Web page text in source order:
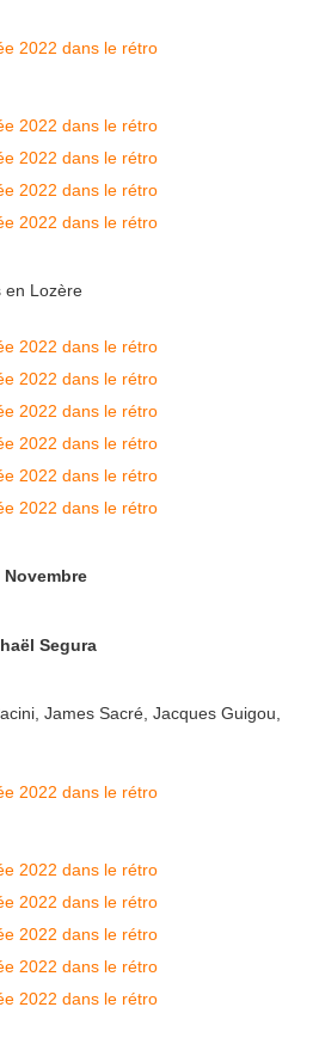
en Lozère
Novembre
Segura
James Sacré, Jacques Guigou,